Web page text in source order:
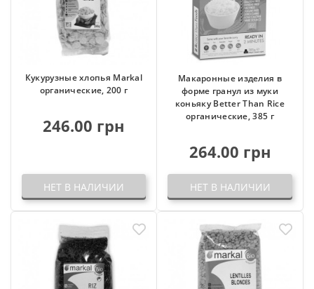
Кукурузные хлопья Markal
органические, 200 г
246.00 грн
НЕТ В НАЛИЧИИ
Макаронные изделия в
форме гранул из муки
коньяку Better Than Rice
органические, 385 г
264.00 грн
НЕТ В НАЛИЧИИ